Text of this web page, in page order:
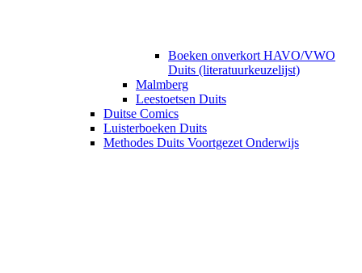
Boeken onverkort HAVO/VWO
Duits (literatuurkeuzelijst)
Malmberg
Leestoetsen Duits
Duitse Comics
Luisterboeken Duits
Methodes Duits Voortgezet Onderwijs